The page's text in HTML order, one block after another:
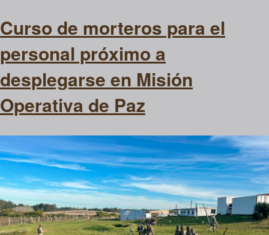
Curso de morteros para el
personal próximo a
desplegarse en Misión
Operativa de Paz